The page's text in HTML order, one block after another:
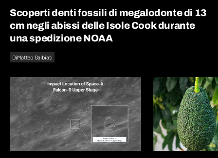
Scoperti denti fossili di megalodonte di 13
cm negli abissi delle Isole Cook durante
una spedizione NOAA
DiMatteo Galbiati